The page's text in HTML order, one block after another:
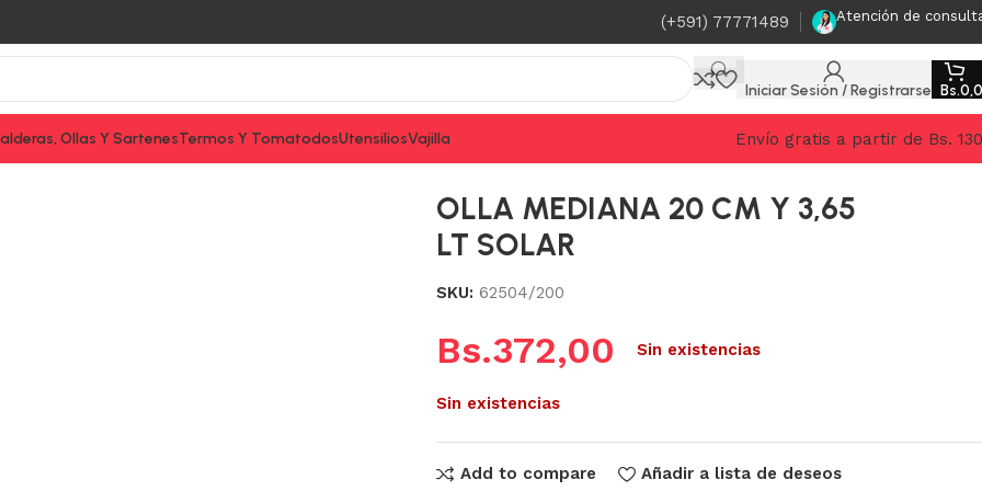
(+591) 77771489 Atención de
Iniciar Sesión / Registrarse Bs.
Ollas Y SartenesTermos Y TomatodosUtensiliosVajilla
Envío gratis a partir de Bs.
OLLA MEDIANA 20 CM Y 3,65
LT SOLAR
SKU: 62504/200
Bs.372,00 Sin existencias
Sin existencias
Add to compare Añadir a lista de deseos